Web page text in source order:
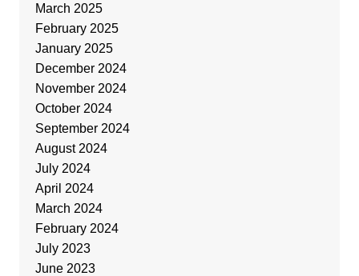
March 2025
February 2025
January 2025
December 2024
November 2024
October 2024
September 2024
August 2024
July 2024
April 2024
March 2024
February 2024
July 2023
June 2023